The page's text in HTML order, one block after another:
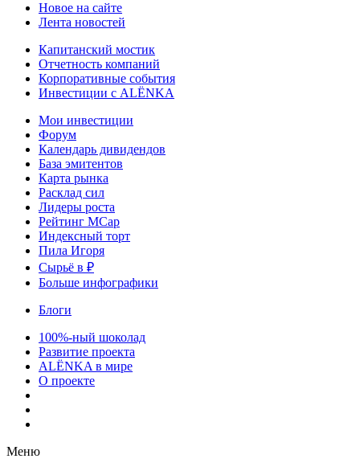
Новое на сайте
Лента новостей
Капитанский мостик
Отчетность компаний
Корпоративные события
Инвестиции с ALЁNKA
Мои инвестиции
Форум
Календарь дивидендов
База эмитентов
Карта рынка
Расклад сил
Лидеры роста
Рейтинг MCap
Индексный торт
Пила Игоря
Сырьё в ₽
Больше инфографики
Блоги
100%-ный шоколад
Развитие проекта
ALЁNKA в мире
О проекте
Меню